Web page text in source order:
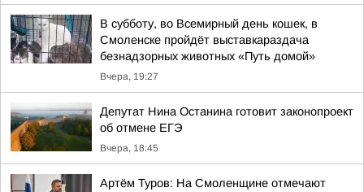
В субботу, во Всемирный день кошек, в
Смоленске пройдёт выставкараздача
безнадзорных животных «Путь домой»
Вчера, 19:27
Депутат Нина Останина готовит законопроект
об отмене ЕГЭ
Вчера, 18:45
Артём Туров: На Смоленщине отмечают